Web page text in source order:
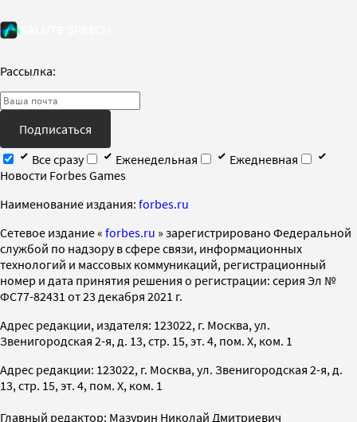
Рассылка:
Подписаться
Все сразу
Еженедельная
Ежедневная
Новости Forbes Games
Наименование издания: forbes.ru
Cетевое издание « forbes.ru » зарегистрировано Федеральной
службой по надзору в сфере связи, информационных
технологий и массовых коммуникаций, регистрационный
номер и дата принятия решения о регистрации: серия Эл №
ФС77-82431 от 23 декабря 2021 г.
Адрес редакции, издателя: 123022, г. Москва, ул.
Звенигородская 2-я, д. 13, стр. 15, эт. 4, пом. X, ком. 1
Адрес редакции: 123022, г. Москва, ул. Звенигородская 2-я, д.
13, стр. 15, эт. 4, пом. X, ком. 1
Главный редактор: Мазурин Николай Дмитриевич